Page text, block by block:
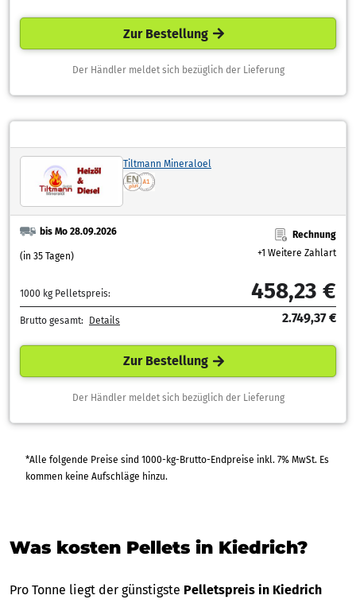
Zur Bestellung
Der Händler meldet sich bezüglich der Lieferung
Tiltmann Mineraloel
bis Mo 28.09.2026
(in 35 Tagen)
Rechnung
+1 Weitere Zahlart
1000 kg Pelletspreis: 458,23 €
Brutto gesamt: Details 2.749,37 €
Zur Bestellung
Der Händler meldet sich bezüglich der Lieferung
*Alle folgende Preise sind 1000-kg-Brutto-Endpreise inkl. 7% MwSt. Es
kommen keine Aufschläge hinzu.
Was kosten Pellets in Kiedrich?
Pro Tonne liegt der günstigste Pelletspreis in Kiedrich